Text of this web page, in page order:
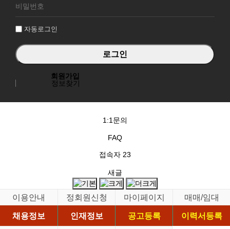
그
자동로그인
회원가입
정보찾기
1:1문의
FAQ
접속자 23
새글
이용안내 정회원신청 마이페이지
매매/임대
채용정보
인재정보 공고등록
이력서등록